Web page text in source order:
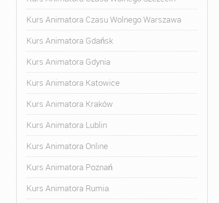
Kurs Animatora Czasu Wolnego Warszawa
Kurs Animatora Gdańsk
Kurs Animatora Gdynia
Kurs Animatora Katowice
Kurs Animatora Kraków
Kurs Animatora Lublin
Kurs Animatora Online
Kurs Animatora Poznań
Kurs Animatora Rumia